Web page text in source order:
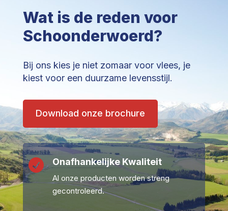
Wat is de reden voor
Schoonderwoerd?
Bij ons kies je niet zomaar voor vlees, je
kiest voor een duurzame levensstijl.
Download onze brochure
 Onafhankelijke Kwaliteit
Al onze producten worden streng
gecontroleerd.